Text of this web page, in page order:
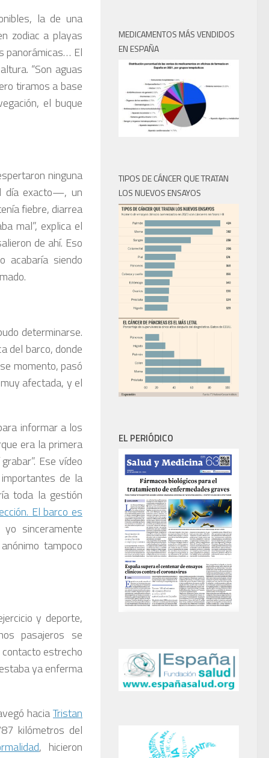
la de una
zodiac a playas
panorámicas… El
“Son aguas
tiramos a base
el buque
ninguna
día exacto—, un
fiebre, diarrea
mal”, explica el
de ahí. Eso
acabaría siendo
determinarse.
del barco, donde
momento, pasó
afectada, y el
informar a los
era la primera
Ese vídeo
de la
toda la gestión
El barco es
sinceramente
tampoco
y deporte,
pasajeros se
contacto estrecho
ya enferma
haciaTristan
kilómetros del
, hicieron
MEDICAMENTOS MÁS VENDIDOS
EN ESPAÑA
TIPOS DE CÁNCER QUE TRATAN
LOS NUEVOS ENSAYOS
EL PERIÓDICO